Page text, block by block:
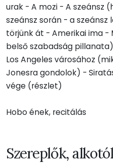
urak - A mozi - A szeánsz
szeánsz során - a
törjünk át - Amerikai ima -
belső szabadság
Los Angeles városához
Jonesra gondolok) -
vége (részlet)
Hobo ének, recitálás
Szereplők,